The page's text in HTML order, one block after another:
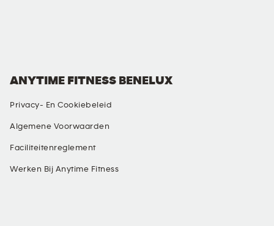
ANYTIME FITNESS BENELUX
Privacy- En Cookiebeleid
Algemene Voorwaarden
Faciliteitenreglement
Werken Bij Anytime Fitness